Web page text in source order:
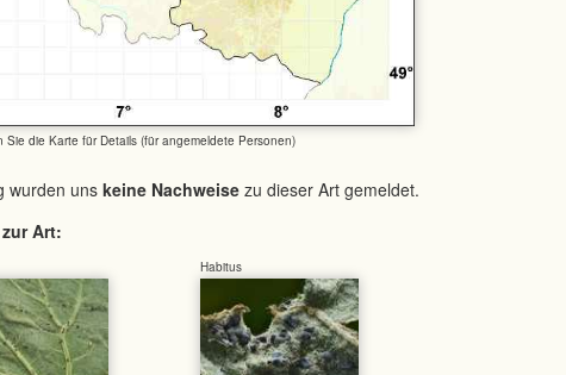
Sie die Karte für Details (für angemeldete Personen)
wurden unskeine Nachweise zu dieser Art gemeldet.
Art:
Habitus